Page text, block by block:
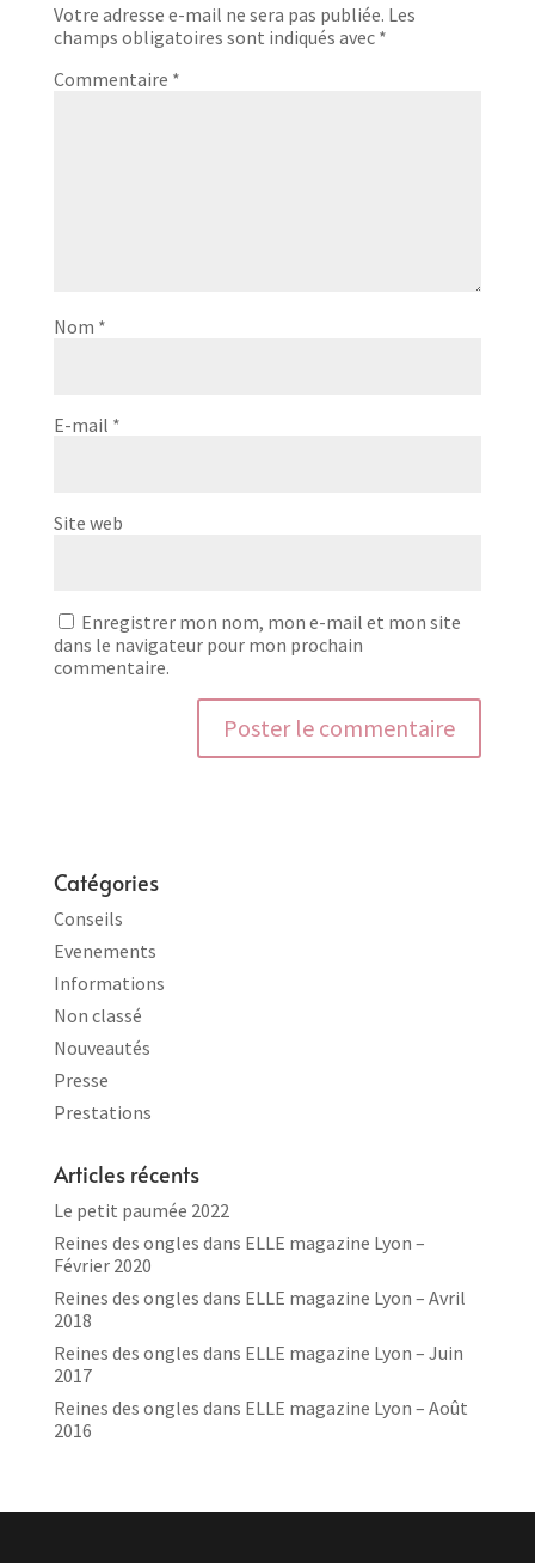
Votre adresse e-mail ne sera pas publiée. Les
champs obligatoires sont indiqués avec *
Commentaire *
Nom *
E-mail *
Site web
Enregistrer mon nom, mon e-mail et mon site
dans le navigateur pour mon prochain
commentaire.
Catégories
Conseils
Evenements
Informations
Non classé
Nouveautés
Presse
Prestations
Articles récents
Le petit paumée 2022
Reines des ongles dans ELLE magazine Lyon –
Février 2020
Reines des ongles dans ELLE magazine Lyon – Avril
2018
Reines des ongles dans ELLE magazine Lyon – Juin
2017
Reines des ongles dans ELLE magazine Lyon – Août
2016